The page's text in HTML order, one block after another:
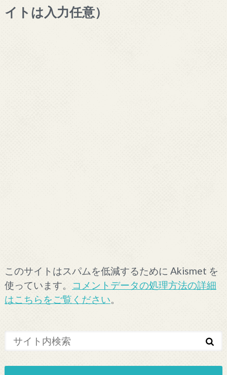
イトは入力任意）
このサイトはスパムを低減するために Akismet を
使っています。
コメントデータの処理方法の詳細
はこちらをご覧ください。